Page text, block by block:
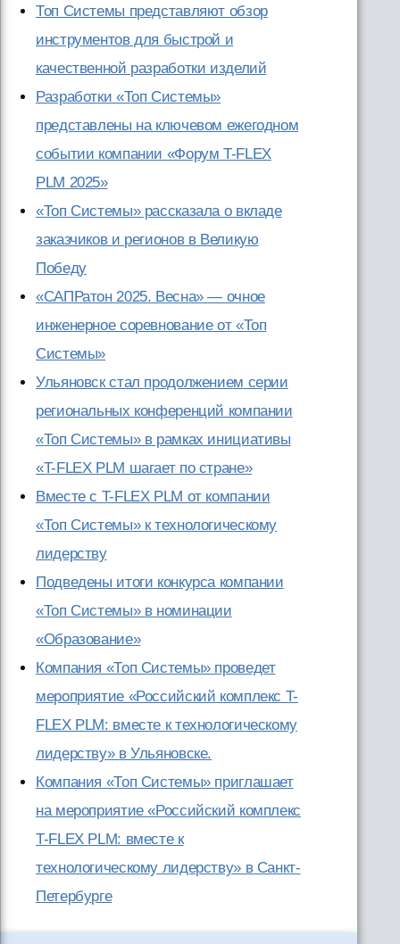
Топ Системы представляют обзор
инструментов для быстрой и
качественной разработки изделий
Разработки «Топ Системы»
представлены на ключевом ежегодном
событии компании «Форум T-FLEX
PLM 2025»
«Топ Системы» рассказала о вкладе
заказчиков и регионов в Великую
Победу
«САПРатон 2025. Весна» — очное
инженерное соревнование от «Топ
Системы»
Ульяновск стал продолжением серии
региональных конференций компании
«Топ Системы» в рамках инициативы
«T-FLEX PLM шагает по стране»
Вместе с T-FLEX PLM от компании
«Топ Системы» к технологическому
лидерству
Подведены итоги конкурса компании
«Топ Системы» в номинации
«Образование»
Компания «Топ Системы» проведет
мероприятие «Российский комплекс T-
FLEX PLM: вместе к технологическому
лидерству» в Ульяновске.
Компания «Топ Системы» приглашает
на мероприятие «Российский комплекс
T-FLEX PLM: вместе к
технологическому лидерству» в Санкт-
Петербурге